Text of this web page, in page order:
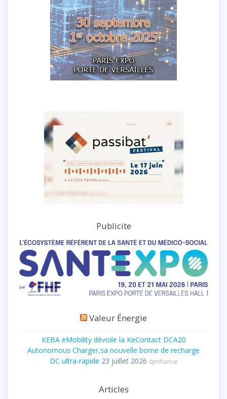
Publicite
Valeur Énergie
KEBA eMobility dévoile la KeContact DCA20
Autonomous Charger,sa nouvelle borne de recharge
DC ultra-rapide 23 juillet 2026 bprfrance
Articles